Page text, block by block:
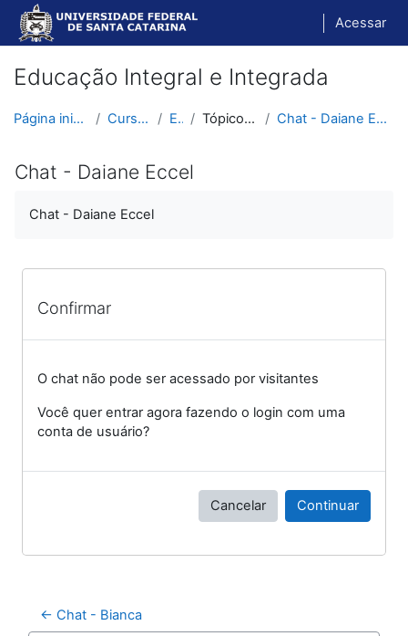
Ir para o conteúdo principal
Acessar
Educação Integral e Integrada
Página inicial Cursos EII Tópico 10 Chat - Daiane Eccel
Chat - Daiane Eccel
Chat - Daiane Eccel
Confirmar
O chat não pode ser acessado por visitantes
Você quer entrar agora fazendo o login com uma
conta de usuário?
Cancelar Continuar
← Chat - Bianca